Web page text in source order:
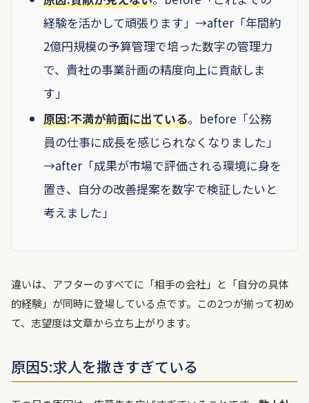
経験を活かして頑張ります」→after「年間約
2億円規模の予算管理で培った数字の管理力
で、貴社の事業計画の精度向上に貢献しま
す」
原因:不満が前面に出ている。before「公務
員の仕事に成長を感じられなくなりました」
→after「成果が市場で評価される環境に身を
置き、自分の改善提案を数字で検証したいと
考えました」
違いは、アフターのすべてに「相手の会社」と「自分の具体
的経験」が同時に登場している点です。この2つが揃って初め
て、志望度は文章から立ち上がります。
原因5:求人を撒きすぎている